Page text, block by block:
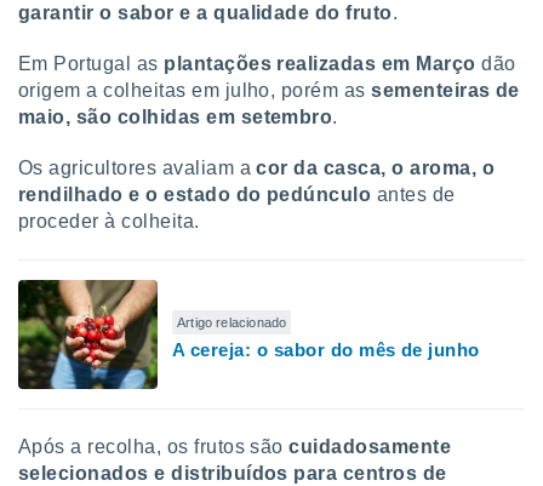
garantir o sabor e a qualidade do fruto.
Em Portugal as plantações realizadas em Março dão
origem a colheitas em julho, porém assementeiras de
maio, são colhidas em setembro.
Os agricultores avaliam acor da casca, o aroma, o
rendilhado e o estado do pedúnculo antes de
proceder à colheita.
Artigo relacionado
A cereja: o sabor do mês de junho
Após a recolha, os frutos sãocuidadosamente
selecionados e distribuídos para centros de